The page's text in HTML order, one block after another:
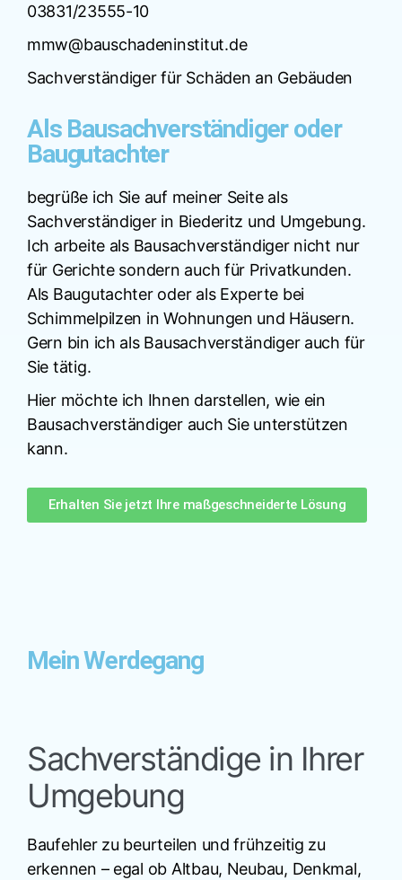
03831/23555-10
mmw@bauschadeninstitut.de
Sachverständiger für Schäden an Gebäuden
Als Bausachverständiger oder
Baugutachter
begrüße ich Sie auf meiner Seite als
Sachverständiger in Biederitz und Umgebung.
Ich arbeite als Bausachverständiger nicht nur
für Gerichte sondern auch für Privatkunden.
Als Baugutachter oder als Experte bei
Schimmelpilzen in Wohnungen und Häusern.
Gern bin ich als Bausachverständiger auch für
Sie tätig.
Hier möchte ich Ihnen darstellen, wie ein
Bausachverständiger auch Sie unterstützen
kann.
Erhalten Sie jetzt Ihre maßgeschneiderte Lösung
Mein Werdegang
Sachverständige in Ihrer
Umgebung
Baufehler zu beurteilen und frühzeitig zu
erkennen – egal ob Altbau, Neubau, Denkmal,